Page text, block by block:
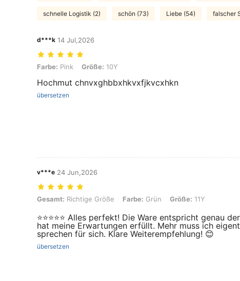
schnelle Logistik (2) schön (73) Liebe (54) falscher
d***k 14 Jul,2026
Farbe: Pink, Größe: 10Y
Farbe: Pink Größe: 10Y
Hochmut chnvxghbbxhkvxfjkvcxhkn
übersetzen
v***e 24 Jun,2026
Gesamt: Richtige Größe, Farbe: Grün, Größe: 11Y
Gesamt: Richtige Größe Farbe: Grün Größe: 11Y
⭐⭐⭐⭐⭐ Alles perfekt! Die Ware entspricht genau
hat meine Erwartungen erfüllt. Mehr muss ich
sprechen für sich. Klare Weiterempfehlung! 😊
übersetzen